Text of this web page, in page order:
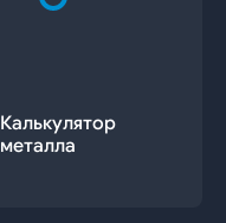
Калькулятор
металла